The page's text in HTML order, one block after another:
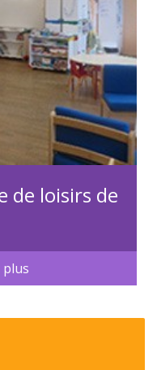
de loisirs de
plus